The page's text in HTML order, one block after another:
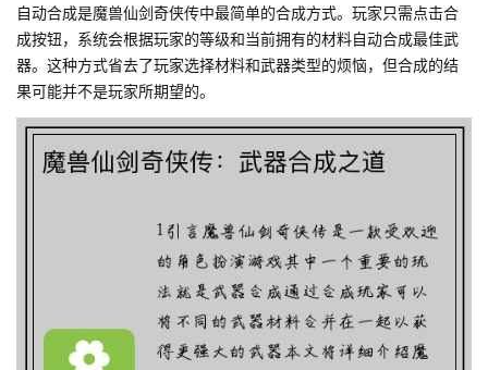
自动合成是魔兽仙剑奇侠传中最简单的合成方式。玩家只需点击合
成按钮，系统会根据玩家的等级和当前拥有的材料自动合成最佳武
器。这种方式省去了玩家选择材料和武器类型的烦恼，但合成的结
果可能并不是玩家所期望的。